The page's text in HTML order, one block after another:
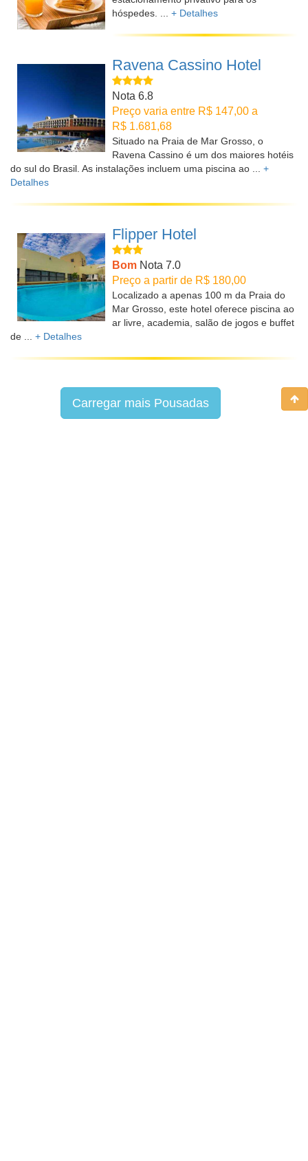
hóspedes. ... + Detalhes
Ravena Cassino Hotel
Nota 6.8
Preço varia entre R$ 147,00 a
R$ 1.681,68
Situado na Praia de Mar Grosso, o
Ravena Cassino é um dos maiores hotéis
do sul do Brasil. As instalações incluem uma piscina ao ... +
Detalhes
Flipper Hotel
Bom Nota 7.0
Preço a partir de R$ 180,00
Localizado a apenas 100 m da Praia do
Mar Grosso, este hotel oferece piscina ao
ar livre, academia, salão de jogos e buffet
de ... + Detalhes
Carregar mais Pousadas